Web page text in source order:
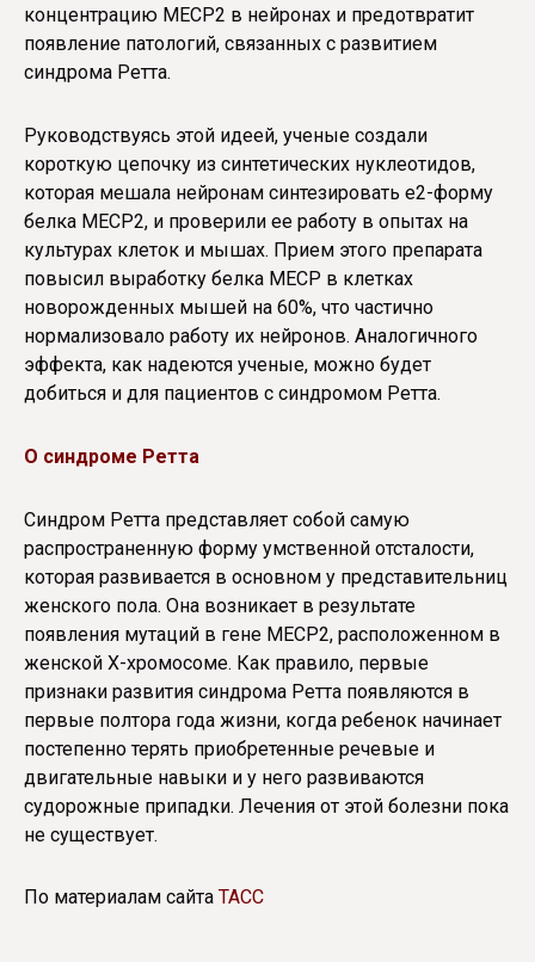
концентрацию MECP2 в нейронах и предотвратит
появление патологий, связанных с развитием
синдрома Ретта.
Руководствуясь этой идеей, ученые создали
короткую цепочку из синтетических нуклеотидов,
которая мешала нейронам синтезировать e2-форму
белка MECP2, и проверили ее работу в опытах на
культурах клеток и мышах. Прием этого препарата
повысил выработку белка MECP в клетках
новорожденных мышей на 60%, что частично
нормализовало работу их нейронов. Аналогичного
эффекта, как надеются ученые, можно будет
добиться и для пациентов с синдромом Ретта.
О синдроме Ретта
Синдром Ретта представляет собой самую
распространенную форму умственной отсталости,
которая развивается в основном у представительниц
женского пола. Она возникает в результате
появления мутаций в гене MECP2, расположенном в
женской Х-хромосоме. Как правило, первые
признаки развития синдрома Ретта появляются в
первые полтора года жизни, когда ребенок начинает
постепенно терять приобретенные речевые и
двигательные навыки и у него развиваются
судорожные припадки. Лечения от этой болезни пока
не существует.
По материалам сайта ТАСС